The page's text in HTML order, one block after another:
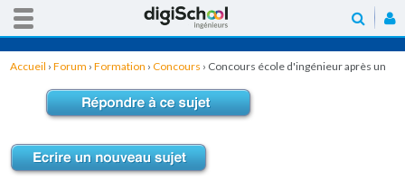
Accueil › Forum › Formation › Concours › Concours école d'ingénieur après un